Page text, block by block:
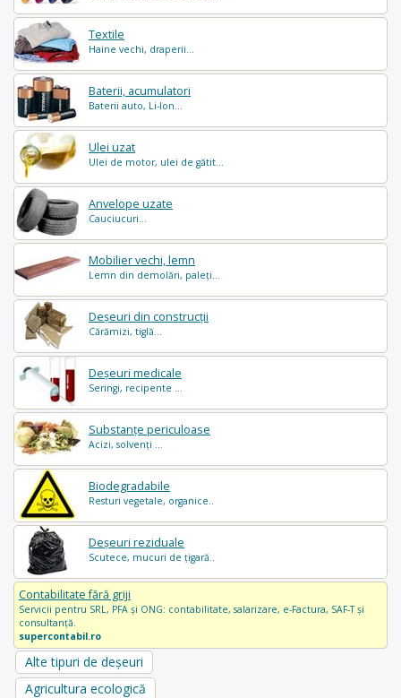
Textile
Haine vechi, draperii...
Baterii, acumulatori
Baterii auto, Li-Ion...
Ulei uzat
Ulei de motor, ulei de gătit...
Anvelope uzate
Cauciucuri...
Mobilier vechi, lemn
Lemn din demolări, paleți...
Deșeuri din construcții
Cărămizi, tiglă...
Deșeuri medicale
Seringi, recipente ...
Substanțe periculoase
Acizi, solvenți ...
Biodegradabile
Resturi vegetale, organice..
Deșeuri reziduale
Scutece, mucuri de țigară..
Contabilitate fără griji
Servicii pentru SRL, PFA și ONG: contabilitate, salarizare, e-Factura, SAF-T și
consultanță.
supercontabil.ro
Alte tipuri de deșeuri
Agricultura ecologică